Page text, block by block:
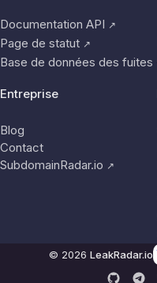
Documentation API ↗
Page de statut ↗
Base de données des fuites
Entreprise
Blog
Contact
SubdomainRadar.io ↗
© 2026 LeakRadar.io